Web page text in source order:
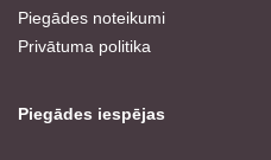
Piegādes noteikumi
Privātuma politika
Piegādes iespējas